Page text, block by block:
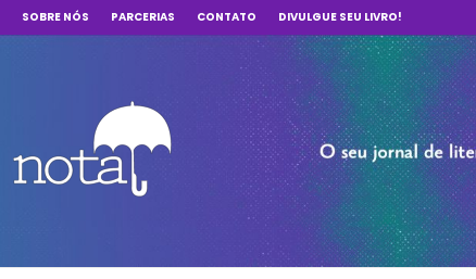
SOBRE NÓS PARCERIAS CONTATO DIVULGUE SEU LIVRO!